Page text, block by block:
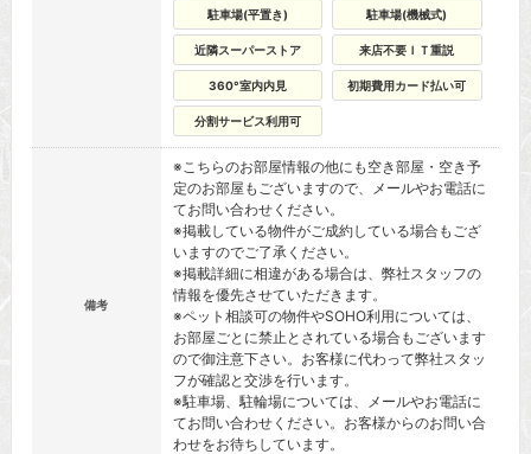
駐車場(平置き) 駐車場(機械式)
近隣スーパーストア 来店不要ＩＴ重説
360°室内内見 初期費用カード払い可
分割サービス利用可
備考
※こちらのお部屋情報の他にも空き部屋・空き予
定のお部屋もございますので、メールやお電話に
てお問い合わせください。
※掲載している物件がご成約している場合もござ
いますのでご了承ください。
※掲載詳細に相違がある場合は、弊社スタッフの
情報を優先させていただきます。
※ペット相談可の物件やSOHO利用については、
お部屋ごとに禁止とされている場合もございます
ので御注意下さい。お客様に代わって弊社スタッ
フが確認と交渉を行います。
※駐車場、駐輪場については、メールやお電話に
てお問い合わせください。お客様からのお問い合
わせをお待ちしています。